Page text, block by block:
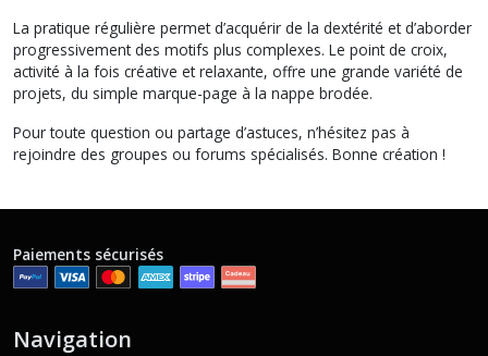
La pratique régulière permet d’acquérir de la dextérité et d’aborder
progressivement des motifs plus complexes. Le point de croix,
activité à la fois créative et relaxante, offre une grande variété de
projets, du simple marque-page à la nappe brodée.
Pour toute question ou partage d’astuces, n’hésitez pas à
rejoindre des groupes ou forums spécialisés. Bonne création !
Paiements sécurisés
Navigation